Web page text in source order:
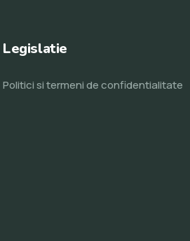
Legislatie
Politici si termeni de confidentialitate